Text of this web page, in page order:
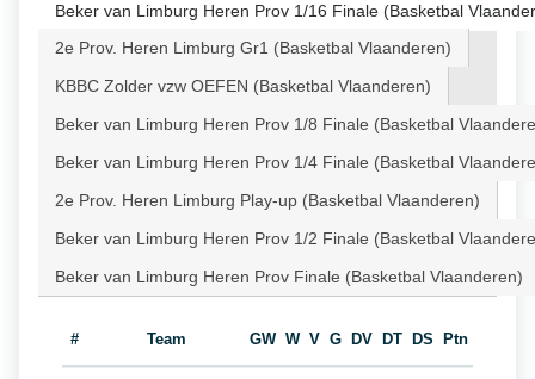
Beker van Limburg Heren Prov 1/16 Finale (Basketbal
2e Prov. Heren Limburg Gr1 (Basketbal Vlaanderen)
KBBC Zolder vzw OEFEN (Basketbal Vlaanderen)
Beker van Limburg Heren Prov 1/8 Finale (Basketbal
Beker van Limburg Heren Prov 1/4 Finale (Basketbal
2e Prov. Heren Limburg Play-up (Basketbal Vlaanderen)
Beker van Limburg Heren Prov 1/2 Finale (Basketbal
Beker van Limburg Heren Prov Finale (Basketbal Vlaanderen)
# Team GW W V G DV DT DS Ptn